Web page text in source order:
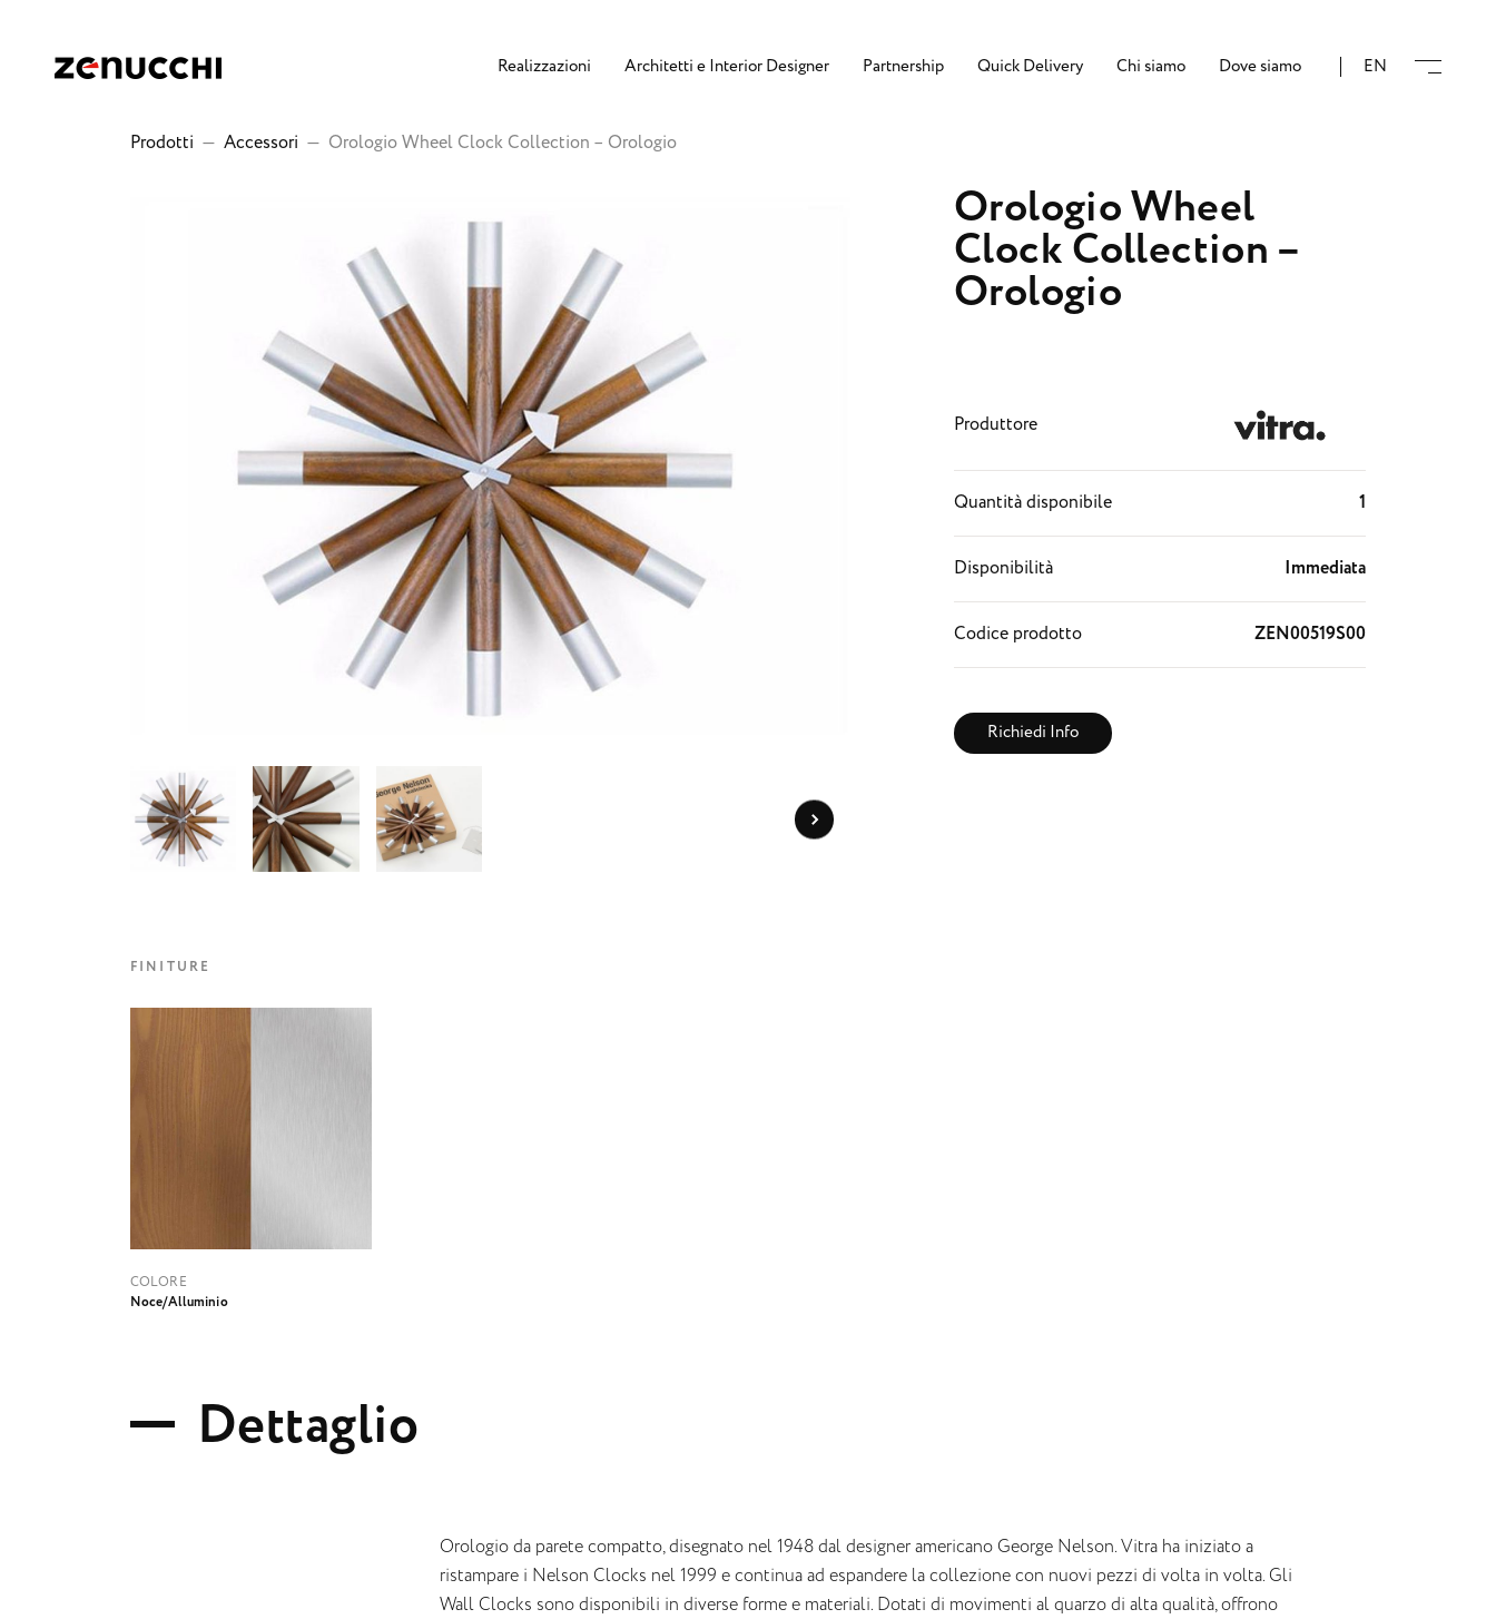
Realizzazioni Architetti e Interior Designer Partnership Quick Delivery Chi siamo Dove siamo EN
Prodotti — Accessori — Orologio Wheel Clock Collection – Orologio
Orologio Wheel
Clock Collection –
Orologio
Produttore
Quantità disponibile 1
Disponibilità Immediata
Codice prodotto ZEN00519S00
Richiedi Info
FINITURE
COLORE
Noce/Alluminio
Dettaglio
Orologio da parete compatto, disegnato nel 1948 dal designer americano George Nelson. Vitra ha iniziato a
ristampare i Nelson Clocks nel 1999 e continua ad espandere la collezione con nuovi pezzi di volta in volta.‎ Gli
Wall Clocks sono disponibili in diverse forme e materiali.‎ Dotati di movimenti al quarzo di alta qualità, offrono